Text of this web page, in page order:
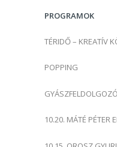
:PROGRAMOK
TÉRIDŐ – KREATÍV
POPPING
10.20. MÁTÉ PÉTER